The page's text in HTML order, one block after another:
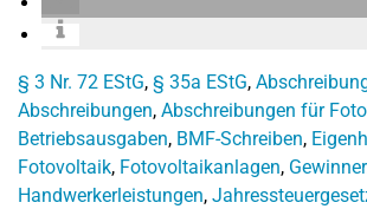
§ 3 Nr. 72 EStG, § 35a EStG,
Abschreibungen, Abschreibungen für
Betriebsausgaben, BMF-Schreiben,
Fotovoltaik, Fotovoltaikanlagen,
Handwerkerleistungen,